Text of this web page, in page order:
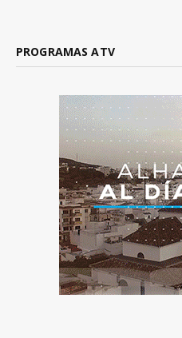
PROGRAMAS ATV